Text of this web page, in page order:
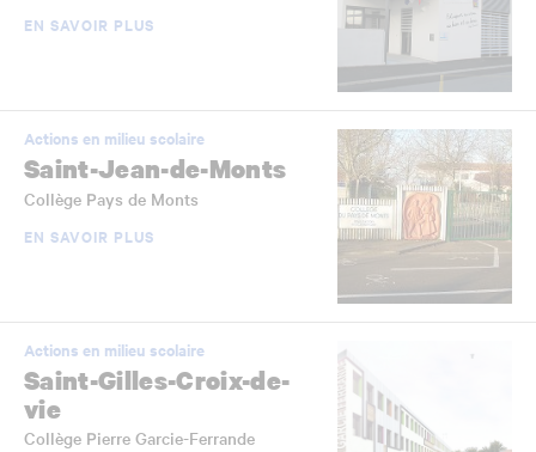
EN SAVOIR PLUS
Actions en milieu scolaire
Saint-Jean-de-Monts
Collège Pays de Monts
EN SAVOIR PLUS
Actions en milieu scolaire
Saint-Gilles-Croix-de-
vie
Collège Pierre Garcie-Ferrande